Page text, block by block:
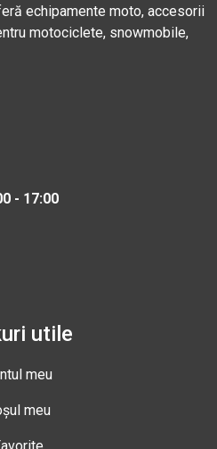
echipamente moto, accesorii
motociclete, snowmobile,
- 17:00
utile
meu
meu